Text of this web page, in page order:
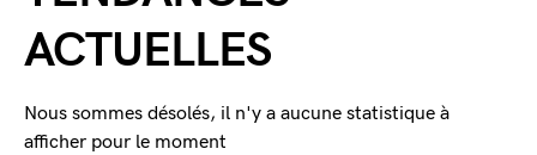
ACTUELLES
Nous sommes désolés, il n'y a aucune statistique à
afficher pour le moment